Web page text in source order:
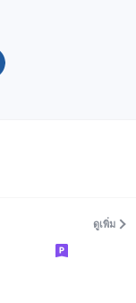
ดูเพิ่ม